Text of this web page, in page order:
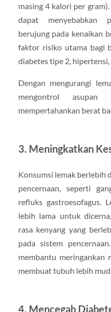
masing 4 kalori per
dapat menyebabkan
berujung pada kenaikan
faktor risiko utama bagi
diabetes tipe 2, hipertensi,
Dengan mengurangi
mengontrol
mempertahankan berat
3. Meningkatkan
Konsumsi lemak berlebih
pencernaan, seperti
refluks gastroesofagus.
lebih lama untuk
rasa kenyang yang
pada sistem
membantu meringankan
membuat tubuh lebih
4. Mencegah